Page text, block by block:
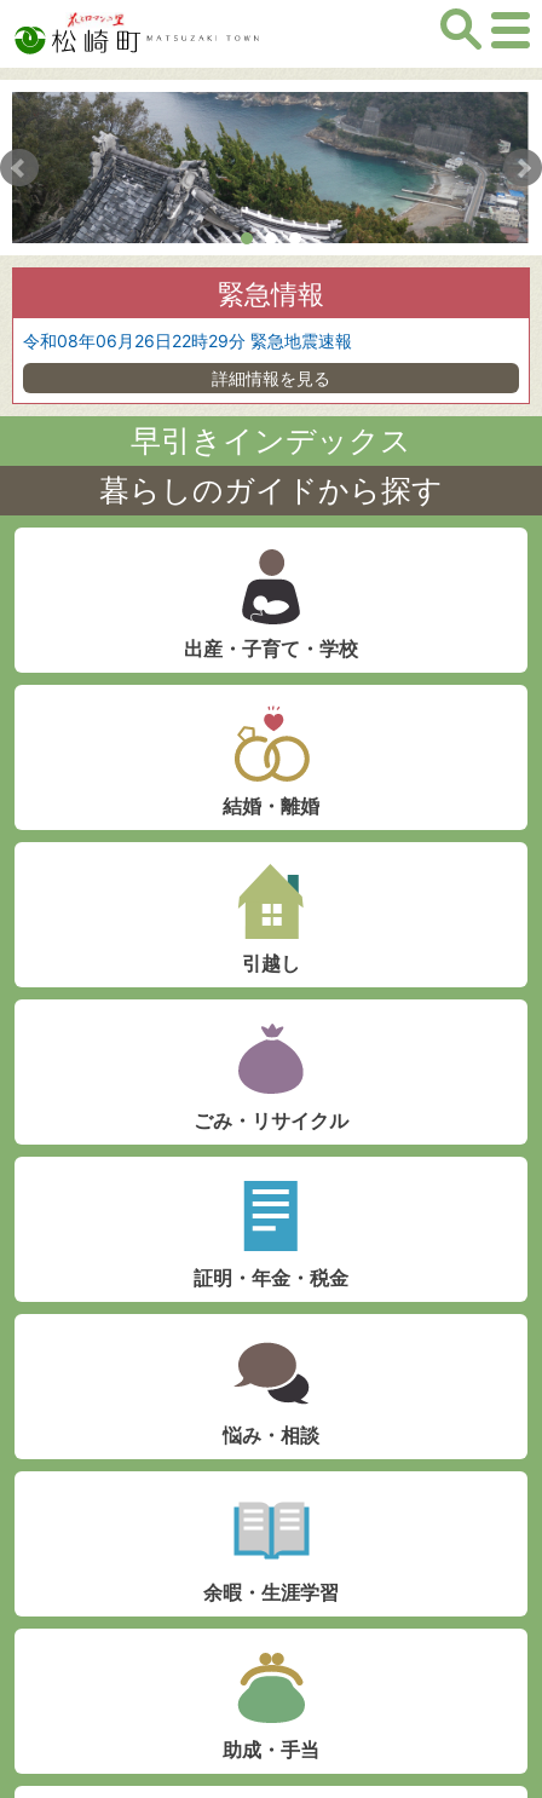
1 2 3
Prev
緊急情報
令和08年06月26日22時29分 緊急地震速報
詳細情報を見る
早引きインデックス
暮らしのガイドから探す
出産・子育て・学校
結婚・離婚
引越し
ごみ・リサイクル
証明・年金・税金
悩み・相談
余暇・生涯学習
助成・手当